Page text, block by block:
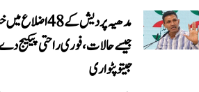
مدھیہ پردیش کے 48
جیسے حالات، فوری راحتی
جیتو پٹواری